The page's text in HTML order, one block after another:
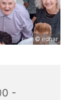
© edhar
-